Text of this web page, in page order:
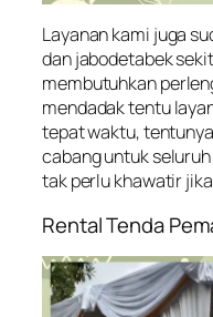
Layanan kami juga
dan jabodetabek
membutuhkan
mendadak tentu
tepat waktu,
cabang untuk
tak perlu khawatir
Rental Tenda